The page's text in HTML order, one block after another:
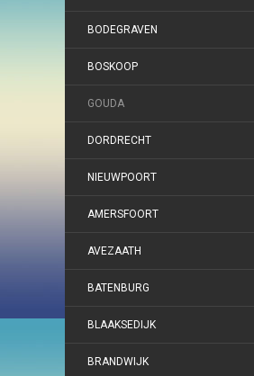
BODEGRAVEN
BOSKOOP
GOUDA
DORDRECHT
NIEUWPOORT
AMERSFOORT
AVEZAATH
BATENBURG
BLAAKSEDIJK
BRANDWIJK